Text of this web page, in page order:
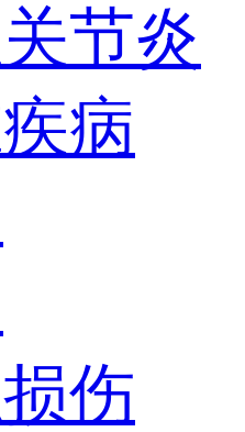
节炎
病
伤